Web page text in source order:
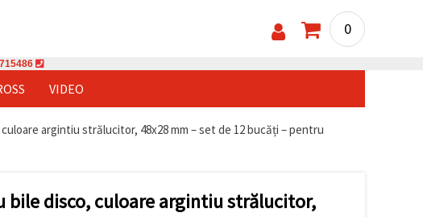
0
VIDEO
argintiu strălucitor, 48x28 mm – set de 12 bucăți – pentru
bile disco, culoare argintiu strălucitor,